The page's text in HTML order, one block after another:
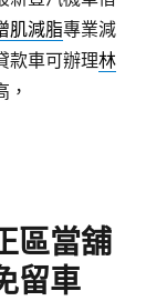
肌減脂專業減
款車可辦理林
，
區當舖
留車